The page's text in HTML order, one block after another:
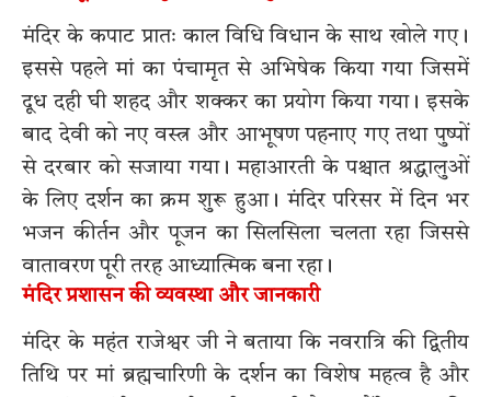
मंदिर के कपाट प्रातः काल विधि विधान के साथ खोले गए।
इससे पहले मां का पंचामृत से अभिषेक किया गया जिसमें
दूध दही घी शहद और शक्कर का प्रयोग किया गया। इसके
बाद देवी को नए वस्त्र और आभूषण पहनाए गए तथा पुष्पों
से दरबार को सजाया गया। महाआरती के पश्चात श्रद्धालुओं
के लिए दर्शन का क्रम शुरू हुआ। मंदिर परिसर में दिन भर
भजन कीर्तन और पूजन का सिलसिला चलता रहा जिससे
वातावरण पूरी तरह आध्यात्मिक बना रहा।
मंदिर प्रशासन की व्यवस्था और जानकारी
मंदिर के महंत राजेश्वर जी ने बताया कि नवरात्रि की द्वितीय
तिथि पर मां ब्रह्मचारिणी के दर्शन का विशेष महत्व है और